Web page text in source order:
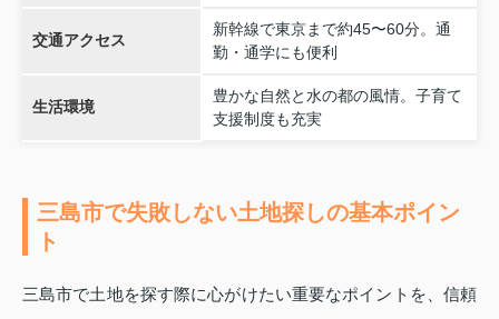
交通アクセス
新幹線で東京まで約45〜60分。通
勤・通学にも便利
生活環境
豊かな自然と水の都の風情。子育て
支援制度も充実
三島市で失敗しない土地探しの基本ポイン
ト
三島市で土地を探す際に心がけたい重要なポイントを、信頼